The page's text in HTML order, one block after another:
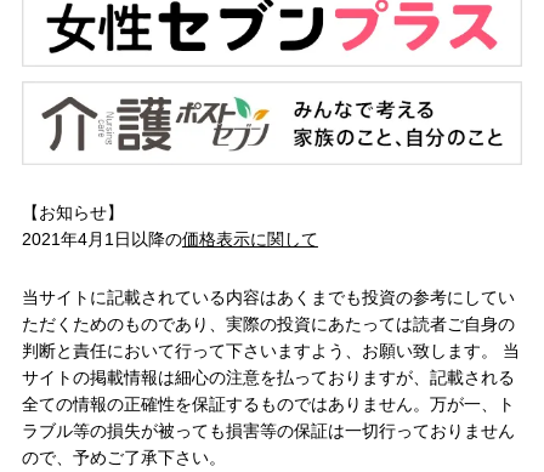
【お知らせ】
2021年4月1日以降の価格表示に関して
当サイトに記載されている内容はあくまでも投資の参考にしてい
ただくためのものであり、実際の投資にあたっては読者ご自身の
判断と責任において行って下さいますよう、お願い致します。 当
サイトの掲載情報は細心の注意を払っておりますが、記載される
全ての情報の正確性を保証するものではありません。万が一、ト
ラブル等の損失が被っても損害等の保証は一切行っておりません
ので、予めご了承下さい。